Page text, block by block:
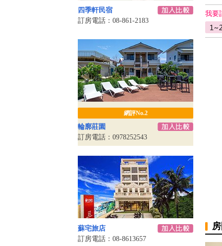
四季軒民宿
訂房電話：08-861-2183
網評No.2
輪廓莊園
訂房電話：0978252543
蘇宅旅店
訂房電話：08-8613657
我要